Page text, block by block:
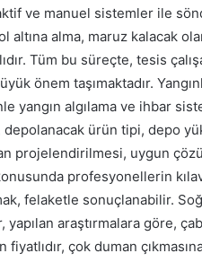
ve manuel sistemler ile
alma, maruz kalacak
Tüm bu süreçte, tesis
önem taşımaktadır.
yangın algılama ve ihbar
ürün tipi, depo
projelendirilmesi, uygun
profesyonellerin
felaketle sonuçlanabilir.
yapılan araştırmalara göre,
çok duman